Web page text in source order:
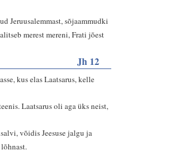
Jeruusalemmast, sõjaammudki
merest mereni, Frati jõest
Jh 12
kus elas Laatsarus, kelle
Laatsarus oli aga üks neist,
võidis Jeesuse jalgu ja